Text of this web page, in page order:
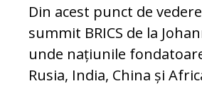
Din acest punct de
summit BRICS de la
unde națiunile
Rusia, India, China și